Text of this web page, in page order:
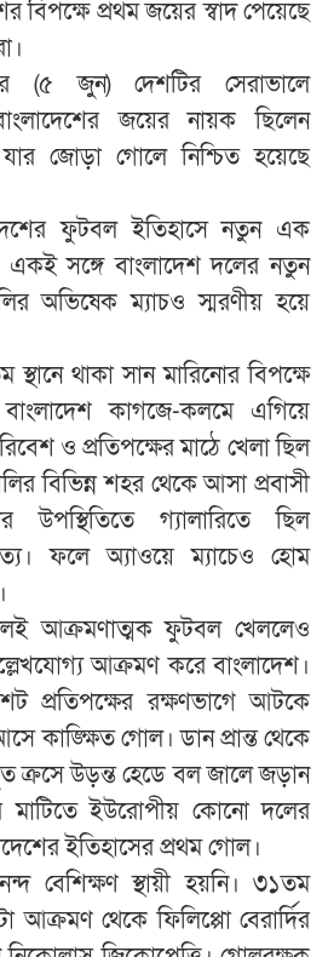
প্রথম জয়ের স্বাদ পেয়েছে
(৫ জুন) দেশটির সেরাভালে
জয়ের নায়ক ছিলেন
জোড়া গোলে নিশ্চিত হয়েছে
ফুটবল ইতিহাসে নতুন এক
সঙ্গে বাংলাদেশ দলের নতুন
অভিষেক ম্যাচও স্মরণীয় হয়ে
স্থানে থাকা সান মারিনোর বিপক্ষে
কাগজে-কলমে এগিয়ে
ও প্রতিপক্ষের মাঠে খেলা ছিল
বিভিন্ন শহর থেকে আসা প্রবাসী
উপস্থিতিতে গ্যালারিতে ছিল
ফলে অ্যাওয়ে ম্যাচেও হোম
আক্রমণাত্মক ফুটবল খেললেও
আক্রমণ করে বাংলাদেশ।
প্রতিপক্ষের রক্ষণভাগে আটকে
কাঙ্ক্ষিত গোল। ডান প্রান্ত থেকে
ক্রসে উড়ন্ত হেডে বল জালে জড়ান
মাটিতে ইউরোপীয় কোনো দলের
ইতিহাসের প্রথম গোল।
বেশিক্ষণ স্থায়ী হয়নি। ৩১তম
আক্রমণ থেকে ফিলিপ্পো বেরার্দির